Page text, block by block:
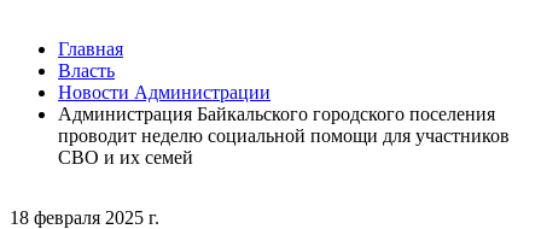
18 февраля 2025 г.
Главная
Власть
Новости Администрации
Администрация Байкальского городского поселения
проводит неделю социальной помощи для участников
СВО и их семей